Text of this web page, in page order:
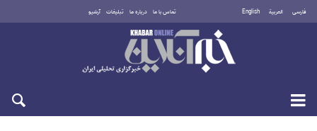
فارسی العربية English تماس با ما درباره ما تبلیغات آرشیو
دوشنبه ۱۹ مرداد ۱۴۰۵